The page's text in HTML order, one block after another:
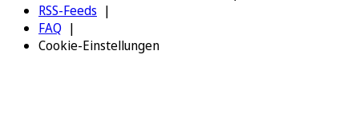
RSS-Feeds
FAQ
Cookie-Einstellungen